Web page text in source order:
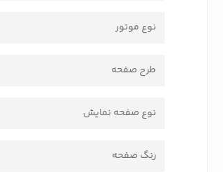
نوع موتور
طرح صفحه
نوع صفحه نمایش
رنگ صفحه